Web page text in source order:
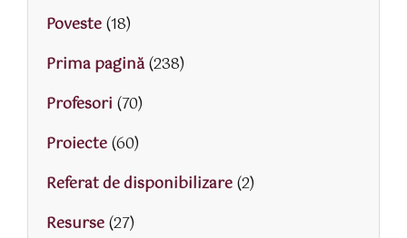
Poveste(18)
Prima pagină(238)
Profesori (70)
Proiecte(60)
Referat de disponibilizare(2)
Resurse(27)